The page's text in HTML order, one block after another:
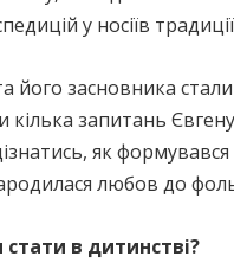
у носіїв
його засновника стали
запитань Євгену
як формувався
любов до
в дитинстві?